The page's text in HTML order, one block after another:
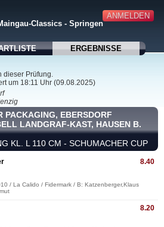
ANMELDEN
Classics - Springen
ERGEBNISSE
dieser Prüfung.
um 18:11 Uhr (09.08.2025)
PACKAGING, EBERSDORF
LANDGRAF-KAST, HAUSEN B.
KL. L 110 CM - SCHUMACHER CUP
8.40
/ La Calido / Fidermark / B: Katzenberger,Klaus
8.20